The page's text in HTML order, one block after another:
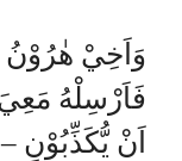
وَاَخِيْ هٰرُوْنُ
فَاَرْسِلْهُ
اَنْ يُّكَذِّبُوْنِ – ٣٤